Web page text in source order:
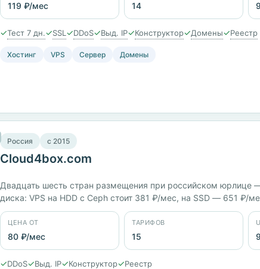
119 ₽/мес 14
✓Тест 7 дн.✓SSL ✓DDoS✓Выд. IP✓Конструктор✓Домены✓Реестр
Хостинг VPS Сервер Домены
Россия c 2015
Cloud4box.com
Двадцать шесть стран размещения при российском
диска: VPS на HDD с Ceph стоит 381 ₽/мес, на SSD — 651
Всего 15 тарифов от 80 ₽/мес, оплата картой МИР, через СБП
ЦЕНА ОТ
80 ₽/мес
ТАРИФОВ
15
✓DDoS✓Выд. IP✓Конструктор✓Реестр